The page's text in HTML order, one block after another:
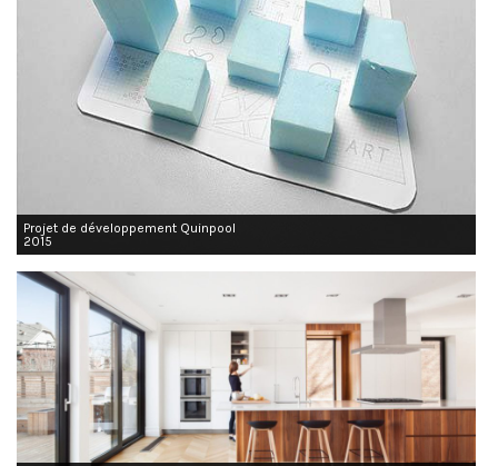
Projet de développement Quinpool
2015